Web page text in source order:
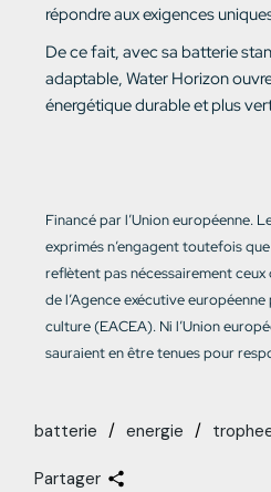
répondre aux exigences
De ce fait, avec sa batterie
adaptable, Water Horizon
énergétique durable et plus
Financé par l’Union européenne.
exprimés n’engagent toutefois
reflètent pas nécessairement ceux
de l’Agence exécutive
culture (EACEA). Ni l’Union
sauraient en être tenues pour
batterie energie
Partager